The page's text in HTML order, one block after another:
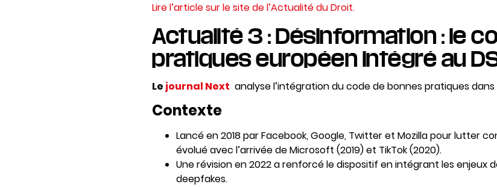
Lire l’article sur le site de l’Actualité du Droit.
Actualité 3 : Désinformation : le
pratiques européen intégré au
Le journal Next analyse l’intégration du code de bonnes pratiques dans
Contexte
Lancé en 2018 par Facebook, Google, Twitter et Mozilla pour lutter
évolué avec l’arrivée de Microsoft (2019) et TikTok (2020).
Une révision en 2022 a renforcé le dispositif en intégrant les enjeux
deepfakes.